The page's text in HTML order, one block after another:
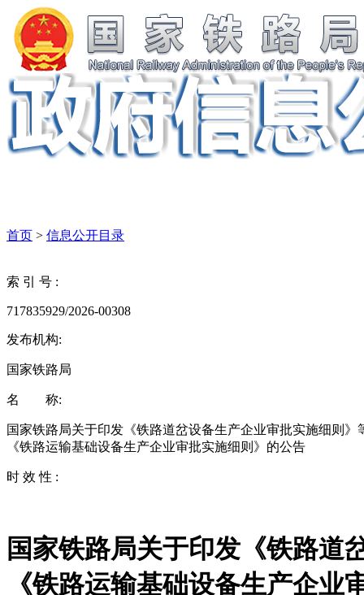
首页 > 信息公开目录
索 引 号 :
717835929/2026-00308
发布机构:
国家铁路局
名 称:
国家铁路局关于印发《铁路道岔设备生产企业审批实施细则》
《铁路运输基础设备生产企业审批实施细则》的公告
时 效 性 :
国家铁路局关于印发《铁路道
《铁路运输基础设备生产企业